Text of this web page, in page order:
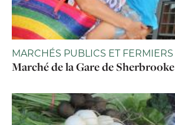
MARCHÉS PUBLICS ET FERMIERS
Marché de la Gare de Sherbrooke